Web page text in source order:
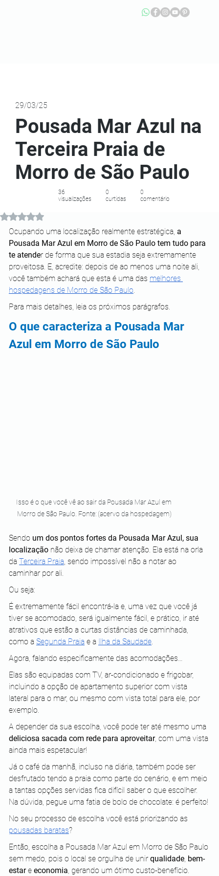
Avaliado com NaN de 5 estrelas.
Ocupando uma localização realmente estratégica, a
Pousada Mar Azul em Morro de São Paulo tem tudo para
te atender de forma que sua estadia seja extremamente
proveitosa. E, acredite: depois de ao menos uma noite ali,
você também achará que esta é uma das melhores
hospedagens de Morro de São Paulo.
Para mais detalhes, leia os próximos parágrafos.
O que caracteriza a Pousada Mar
Azul em Morro de São Paulo
Isso é o que você vê ao sair da Pousada Mar Azul em
Morro de São Paulo. Fonte: (acervo da hospedagem)
Sendo um dos pontos fortes da Pousada Mar Azul, sua
localização não deixa de chamar atenção. Ela está na orla
da Terceira Praia, sendo impossível não a notar ao
caminhar por ali.
Ou seja:
É extremamente fácil encontrá-la e, uma vez que você já
tiver se acomodado, será igualmente fácil, e prático, ir até
atrativos que estão a curtas distâncias de caminhada,
como a Segunda Praia e a Ilha da Saudade.
Agora, falando especificamente das acomodações…
Elas são equipadas com TV, ar-condicionado e frigobar,
incluindo a opção de apartamento superior com vista
lateral para o mar, ou mesmo com vista total para ele, por
exemplo.
A depender da sua escolha, você pode ter até mesmo uma
deliciosa sacada com rede para aproveitar, com uma vista
ainda mais espetacular!
Já o café da manhã, incluso na diária, também pode ser
desfrutado tendo a praia como parte do cenário, e em meio
a tantas opções servidas fica difícil saber o que escolher.
Na dúvida, pegue uma fatia de bolo de chocolate: é perfeito!
No seu processo de escolha você está priorizando as
pousadas baratas?
Então, escolha a Pousada Mar Azul em Morro de São Paulo
sem medo, pois o local se orgulha de unir qualidade, bem-
estar e economia, gerando um ótimo custo-benefício.
36
visualizações
0
curtidas
0
comentário
Pousada Mar Azul na
Terceira Praia de
Morro de São Paulo
29/03/25